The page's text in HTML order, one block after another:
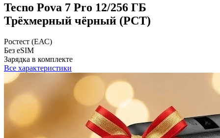
Tecno Pova 7 Pro 12/256 ГБ
Трёхмерный чёрный (РСТ)
Ростест (ЕАС)
Без eSIM
Зарядка в комплекте
Все характеристики